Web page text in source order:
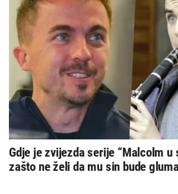
Gdje je zvijezda serije “Malcolm u
zašto ne želi da mu sin bude